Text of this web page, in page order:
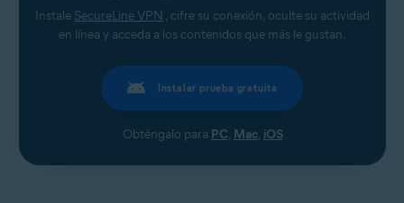
Instale SecureLine VPN , cifre su conexión, oculte su actividad
en línea y acceda a los contenidos que más le gustan.
Instalar prueba gratuita
Obténgalo para PC, Mac, iOS